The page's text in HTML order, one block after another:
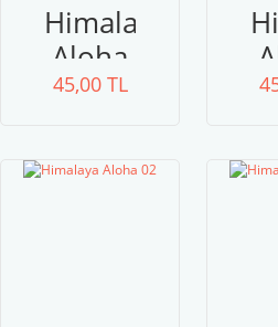
Himalaya
Aloha
09
45,00 TL